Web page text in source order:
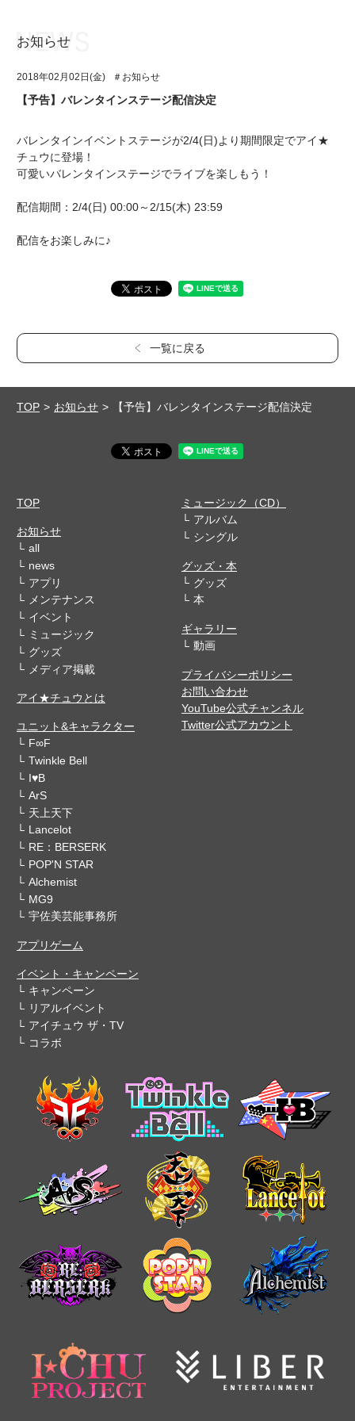
アプリゲーム
ミュージック
グッズ・本
ユニット&キャラクター
イベント・キャンペーン
ミュージック
お知らせ
2018年02月02日(金) ＃お知らせ
【予告】バレンタインステージ配信決定
バレンタインイベントステージが2/4(日)より期間限定でアイ★
チュウに登場！
可愛いバレンタインステージでライブを楽しもう！
配信期間：2/4(日) 00:00～2/15(木) 23:59
配信をお楽しみに♪
一覧に戻る
TOP お知らせ 【予告】バレンタインステージ配信決定
TOP
お知らせ
all
news
アプリ
メンテナンス
イベント
ミュージック
グッズ
メディア掲載
アイ★チュウとは
ユニット&キャラクター
F∞F
Twinkle Bell
I♥B
ArS
天上天下
Lancelot
RE：BERSERK
POP'N STAR
Alchemist
MG9
宇佐美芸能事務所
アプリゲーム
イベント・キャンペーン
キャンペーン
リアルイベント
アイチュウ ザ・TV
コラボ
ミュージック（CD）
アルバム
シングル
グッズ・本
グッズ
本
ギャラリー
動画
プライバシーポリシー
お問い合わせ
YouTube公式チャンネル
Twitter公式アカウント